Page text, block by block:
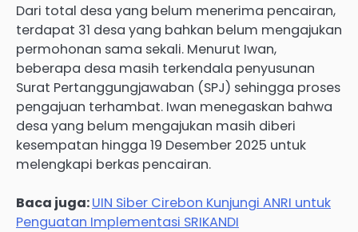
Dari total desa yang belum menerima pencairan,
terdapat 31 desa yang bahkan belum mengajukan
permohonan sama sekali. Menurut Iwan,
beberapa desa masih terkendala penyusunan
Surat Pertanggungjawaban (SPJ) sehingga proses
pengajuan terhambat. Iwan menegaskan bahwa
desa yang belum mengajukan masih diberi
kesempatan hingga 19 Desember 2025 untuk
melengkapi berkas pencairan.
Baca juga:UIN Siber Cirebon Kunjungi ANRI untuk
Penguatan Implementasi SRIKANDI